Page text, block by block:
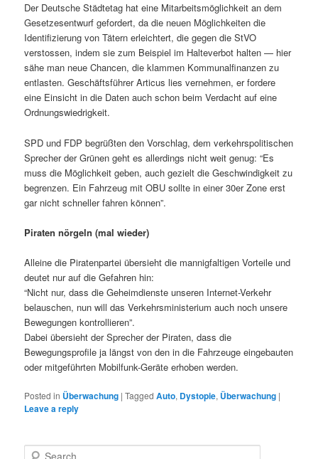
Der Deutsche Städtetag hat eine Mitarbeitsmöglichkeit an dem
Gesetzesentwurf gefordert, da die neuen Möglichkeiten die
Identifizierung von Tätern erleichtert, die gegen die StVO
verstossen, indem sie zum Beispiel im Halteverbot halten — hier
sähe man neue Chancen, die klammen Kommunalfinanzen zu
entlasten. Geschäftsführer Articus lies vernehmen, er fordere
eine Einsicht in die Daten auch schon beim Verdacht auf eine
Ordnungswiedrigkeit.
SPD und FDP begrüßten den Vorschlag, dem verkehrspolitischen
Sprecher der Grünen geht es allerdings nicht weit genug: “Es
muss die Möglichkeit geben, auch gezielt die Geschwindigkeit zu
begrenzen. Ein Fahrzeug mit OBU sollte in einer 30er Zone erst
gar nicht schneller fahren können”.
Piraten nörgeln (mal wieder)
Alleine die Piratenpartei übersieht die mannigfaltigen Vorteile und
deutet nur auf die Gefahren hin:
“Nicht nur, dass die Geheimdienste unseren Internet-Verkehr
belauschen, nun will das Verkehrsministerium auch noch unsere
Bewegungen kontrollieren”.
Dabei übersieht der Sprecher der Piraten, dass die
Bewegungsprofile ja längst von den in die Fahrzeuge eingebauten
oder mitgeführten Mobilfunk-Geräte erhoben werden.
Posted in Überwachung |Tagged Auto, Dystopie, Überwachung |
Leave a reply
Search